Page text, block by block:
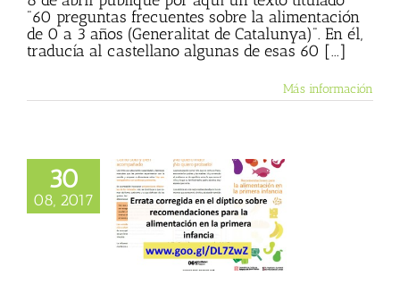
"60 preguntas frecuentes sobre la alimentación
de 0 a 3 años (Generalitat de Catalunya)". En él,
traducía al castellano algunas de esas 60 [...]
Más información
30
08, 2017
en el
sobre
para la